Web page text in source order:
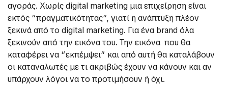
αγοράς. Χωρίς digital marketing μια επιχείρηση είναι
εκτός “πραγματικότητας”, γιατί η ανάπτυξη πλέον
ξεκινά από το digital marketing. Για ένα brand όλα
ξεκινούν από την εικόνα του. Την εικόνα που θα
καταφέρει να “εκπέμψει” και από αυτή θα καταλάβουν
οι καταναλωτές με τι ακριβώς έχουν να κάνουν και αν
υπάρχουν λόγοι να το προτιμήσουν ή όχι.